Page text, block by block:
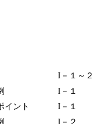
I－１～２
I－１
イント
I－１
I－２